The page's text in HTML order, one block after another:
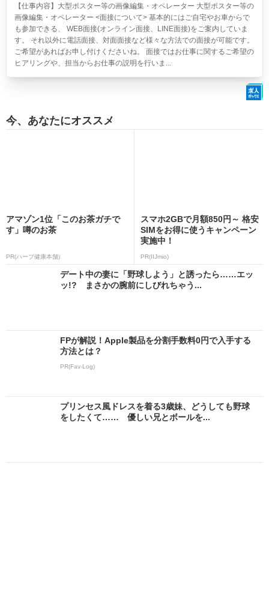
【仕事内容】大型ポスター等の画像編集・オペレーター 大型ポスター等の
画像編集・オペレーター <面接について> 基本的にはご自宅やお車からで
も参加できる、 WEB面接(オンライン面接、LINE面接)をご案内していま
す。 それ以外に電話面接、対面面接など様々な方法での面接が可能です。
ご希望があればお申し付けくださいね。 面接ではお仕事に関するご希望の
ヒアリングや、担当からお仕事の説明を行いま...
今、あなたにオススメ
アマゾン1位「このお茶ガチで
す」噂のお茶
PR(ハーブ健康本舗)
スマホ2GBで月額850円～ 格安
SIMをお得に使うキャンペーン
実施中！
PR(IIJmio)
デート中の妻に「野球しよう」と誘ったら……エッ
ッ!? まさかの腕前にしびれちゃう...
FPが解説！Apple製品を分割手数料0円で入手する
方法とは？
PR(Fav-Log)
プリンセス風ドレスを着る3歳妹、どうしても野球
をしたくて…… 優しい兄とボールを...